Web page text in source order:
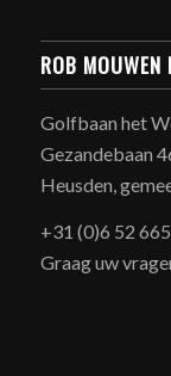
ROB
Golfbaan het
Gezandebaan
Heusden,
+31 (0)6 52
Graag uw